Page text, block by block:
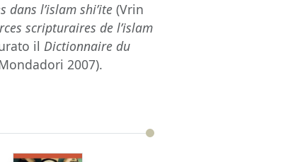
dans l’islam shi’ite(Vrin
scripturaires de l’islam
ilDictionnaire du
2007).